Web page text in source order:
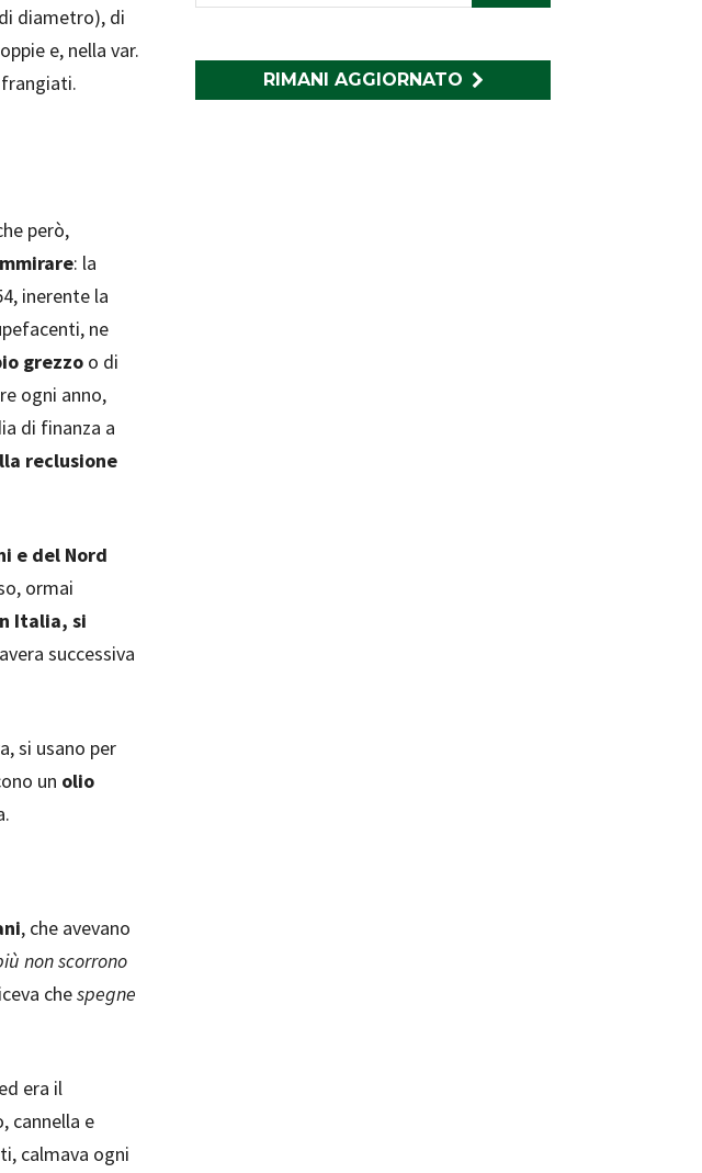
diametro), di
e, nella var.
però,
: la
inerente la
ne
grezzo o di
ogni anno,
di finanza a
reclusione
e del Nord
ormai
Italia, si
successiva
si usano per
un olio
, che avevano
non scorrono
chespegne
ed era il
cannella e
calmava ogni
RIMANI AGGIORNATO